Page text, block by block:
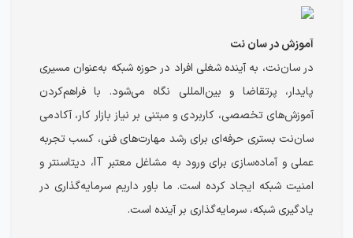
آموزش در سان نت
در سان‌نت، به آینده شغلی افراد در حوزه شبکه به‌عنوان مسیری
پایدار، پرتقاضا و بین‌المللی نگاه می‌شود. با فراهم‌کردن
آموزش‌های تخصصی، کاربردی و مبتنی بر نیاز بازار کار، آکادمی
سان‌نت بستری حرفه‌ای برای رشد مهارت‌های فنی، کسب تجربه
عملی و آماده‌سازی برای ورود به مشاغل معتبر IT، دیتاسنتر و
امنیت شبکه ایجاد کرده است. ما باور داریم سرمایه‌گذاری در
یادگیری شبکه، سرمایه‌گذاری بر آینده است.